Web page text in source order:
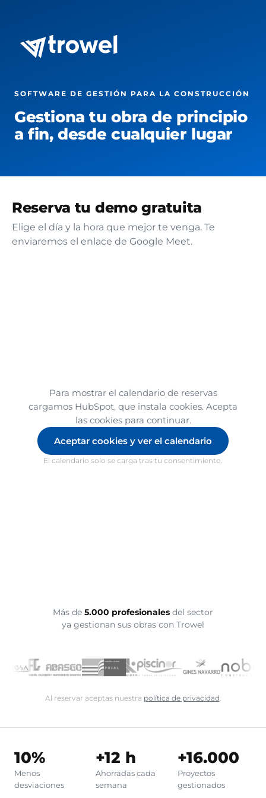
SOFTWARE DE GESTIÓN PARA LA CONSTRUCCIÓN
Gestiona tu obra de principio
a fin, desde cualquier lugar
Reserva tu demo gratuita
Elige el día y la hora que mejor te venga. Te
enviaremos el enlace de Google Meet.
Para mostrar el calendario de reservas
cargamos HubSpot, que instala cookies. Acepta
las cookies para continuar.
Aceptar cookies y ver el calendario
El calendario solo se carga tras tu consentimiento.
Más de 5.000 profesionales del sector
ya gestionan sus obras con Trowel
Al reservar aceptas nuestra política de privacidad.
10%
Menos
desviaciones
+12 h
Ahorradas cada
semana
+16.000
Proyectos
gestionados